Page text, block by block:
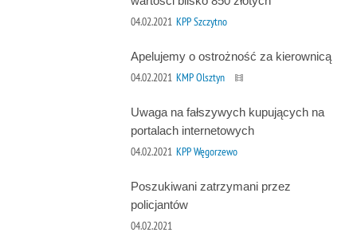
04.02.2021 KPP Szczytno
Apelujemy o ostrożność za kierownicą
04.02.2021 KMP Olsztyn
Uwaga na fałszywych kupujących na
portalach internetowych
04.02.2021 KPP Węgorzewo
Poszukiwani zatrzymani przez
policjantów
04.02.2021